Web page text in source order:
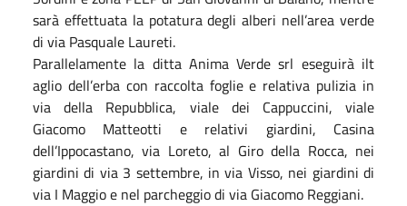
sarà effettuata la potaturadegli alberi nell’area verde
di via Pasquale Laureti.
Parallelamente la ditta Anima Verde srl eseguirà ilt
aglio dell’erba con raccolta foglie e relativa pulizia in
via della Repubblica, viale dei Cappuccini, viale
Giacomo Matteotti e relativi giardini, Casina
dell’Ippocastano,via Loreto, al Giro della Rocca, nei
giardini di via 3 settembre, in via Visso, nei giardini di
via I Maggio e nel parcheggio di via Giacomo Reggiani.